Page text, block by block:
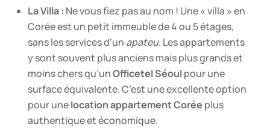
La Villa : Ne vous fiez pas au nom ! Une « villa » en
Corée est un petit immeuble de 4 ou 5 étages,
sans les services d’un apateu. Les appartements
y sont souvent plus anciens mais plus grands et
moins chers qu’unOfficetel Séoulpour une
surface équivalente. C’est une excellente option
pour unelocation appartement Corée plus
authentique et économique.